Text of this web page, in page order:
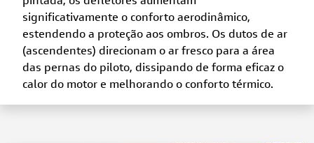
significativamente o conforto aerodinâmico,
estendendo a proteção aos ombros. Os dutos de ar
(ascendentes) direcionam o ar fresco para a área
das pernas do piloto, dissipando de forma eficaz o
calor do motor e melhorando o conforto térmico.